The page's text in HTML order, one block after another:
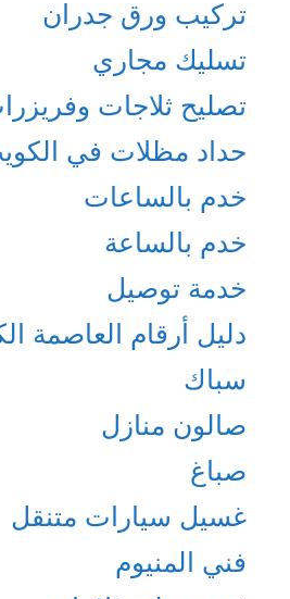
تركيب ورق جدران
تسليك مجاري
تصليح ثلاجات
حداد مظلات في
خدم بالساعات
خدم بالساعة
خدمة توصيل
دليل أرقام العاصمة
سباك
صالون منازل
صباغ
غسيل سيارات متنقل
فني المنيوم